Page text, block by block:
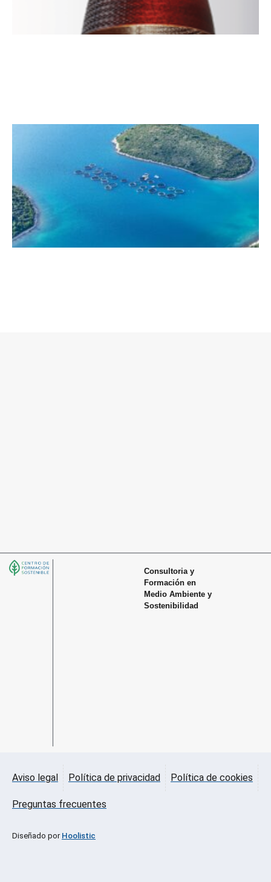
Consultoria y
Formación en
Medio Ambiente y
Sostenibilidad
Aviso legal Política de privacidad Política de cookies
Preguntas frecuentes
Diseñado por Hoolistic